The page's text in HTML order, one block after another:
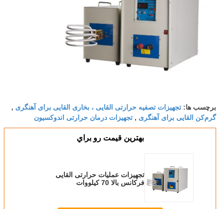
برچسب ها: تجهیزات تصفیه حرارتی القایی ، بخاری القایی برای آهنگری ,
گرم‌کن القایی برای آهنگری , تجهیزات درمان حرارتی اندوکسیون
بهترين قيمت رو براي
تجهیزات عملیات حرارتی القایی
فرکانس بالا 70 کیلووات